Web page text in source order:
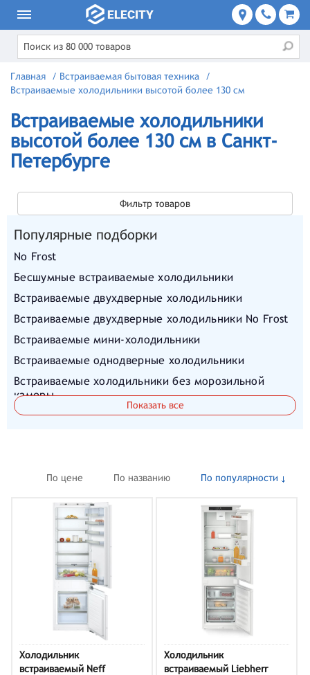
Главная / Встраиваемая бытовая техника
/
Встраиваемые холодильники высотой более 130 см
Встраиваемые холодильники
высотой более 130 см в Санкт-
Петербурге
Фильтр товаров
Популярные подборки
No Frost
Бесшумные встраиваемые холодильники
Встраиваемые двухдверные холодильники
Встраиваемые двухдверные холодильники No Frost
Встраиваемые мини-холодильники
Встраиваемые однодверные холодильники
Встраиваемые холодильники без морозильной
камеры
Встраиваемые холодильники из Германии
Встраиваемые холодильники с морозильной
Встраиваемые холодильники с нижней
морозильной камерой
Встраиваемые холодильники шириной до 60 см
Высокие холодильники
Инверторные встраиваемые холодильники
Маленькие встраиваемые холодильники без
морозилки
Маленькие встраиваемые холодильники с
морозилкой
Показать все
По цене По названию По популярности
Холодильник
встраиваемый Neff
Холодильник
встраиваемый Liebherr